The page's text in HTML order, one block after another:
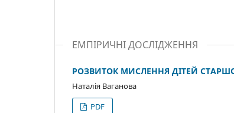
ЕМПІРИЧНІ ДОСЛІДЖЕННЯ
РОЗВИТОК МИСЛЕННЯ ДІТЕЙ
Наталія Ваганова
PDF